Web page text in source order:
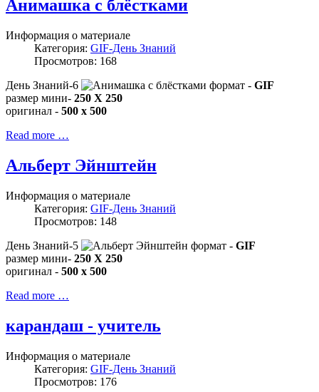
Анимашка с блёстками
Информация о материале
Категория: GIF-День Знаний
Просмотров: 168
День Знаний-6
формат - GIF
размер мини- 250 X 250
оригинал - 500 x 500
Read more …
Альберт Эйнштейн
Информация о материале
Категория: GIF-День Знаний
Просмотров: 148
День Знаний-5
формат - GIF
размер мини- 250 X 250
оригинал - 500 x 500
Read more …
карандаш - учитель
Информация о материале
Категория: GIF-День Знаний
Просмотров: 176